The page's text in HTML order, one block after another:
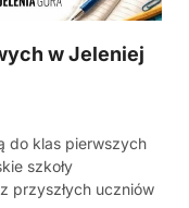
w Jeleniej
do klas pierwszych
szkoły
przyszłych uczniów